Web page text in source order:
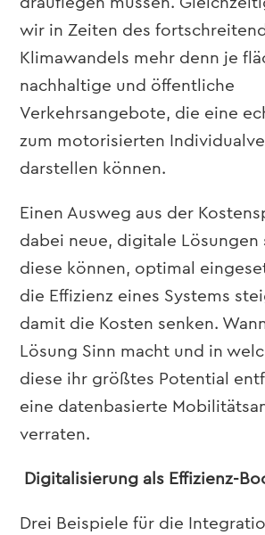
wir in Zeiten des
Klimawandels mehr denn je
nachhaltige und öffentliche
Verkehrsangebote, die eine
zum motorisierten
darstellen können.
Einen Ausweg aus der
dabei neue, digitale Lösungen
diese können, optimal
die Effizienz eines Systems
damit die Kosten senken.
Lösung Sinn macht und in
diese ihr größtes Potential
eine datenbasierte
verraten.
Digitalisierung als Effizienz-B
Drei Beispiele für die